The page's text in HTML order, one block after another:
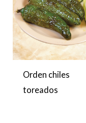
Orden chiles
toreados